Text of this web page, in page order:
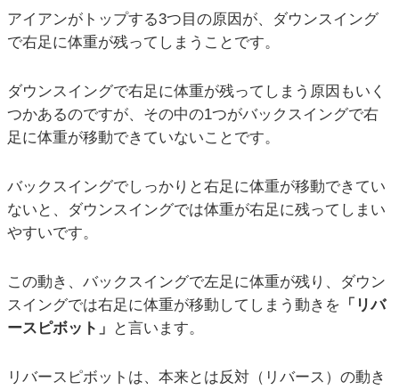
アイアンがトップする3つ目の原因が、ダウンスイング
で右足に体重が残ってしまうことです。
ダウンスイングで右足に体重が残ってしまう原因もいく
つかあるのですが、その中の1つがバックスイングで右
足に体重が移動できていないことです。
バックスイングでしっかりと右足に体重が移動できてい
ないと、ダウンスイングでは体重が右足に残ってしまい
やすいです。
この動き、バックスイングで左足に体重が残り、ダウン
スイングでは右足に体重が移動してしまう動きを 「リバ
ースピボット」
と言います。
リバースピボットは、本来とは反対（リバース）の動き